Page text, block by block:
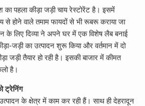
का पहला कीड़ा जड़ी चाय रेस्टोरेंट है। इसमें
से होने वाले तमाम फायदों से भी रूबरू कराया जा
के लिए दिव्या ने अपने घर में एक विशेष लैब बनाई
जड़ी का उत्पादन शुरू किया और वर्तमान में दो
जड़ी तैयार हो रही है। इसकी बाजार में कीमत
है।
ट्रेनिंग
के क्षेत्र में काम कर रही हैं। साथ ही देहरादून